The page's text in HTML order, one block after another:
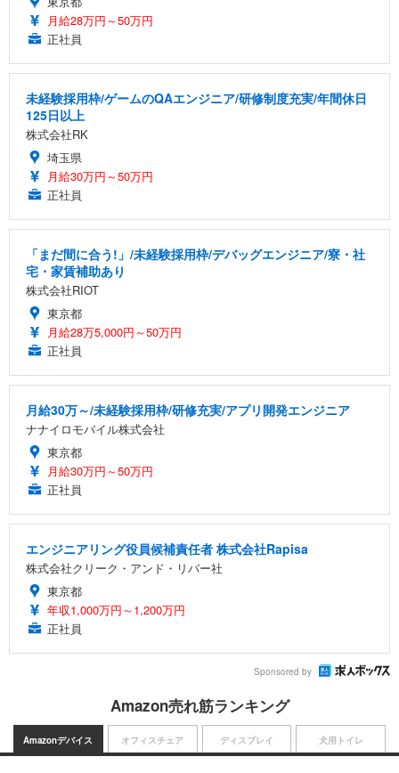
月給28万円～50万円
正社員
未経験採用枠/ゲームのQAエンジニア/研修制度充実/年間休日
125日以上
株式会社RK
埼玉県
月給30万円～50万円
正社員
「まだ間に合う!」/未経験採用枠/デバッグエンジニア/寮・社
宅・家賃補助あり
株式会社RIOT
東京都
月給28万5,000円～50万円
正社員
月給30万～/未経験採用枠/研修充実/アプリ開発エンジニア
ナナイロモバイル株式会社
東京都
月給30万円～50万円
正社員
エンジニアリング役員候補責任者 株式会社Rapisa
株式会社クリーク・アンド・リバー社
東京都
年収1,000万円～1,200万円
正社員
Sponsored by
Amazon売れ筋ランキング
Amazonデバイス オフィスチェア ディスプレイ 犬用トイレ